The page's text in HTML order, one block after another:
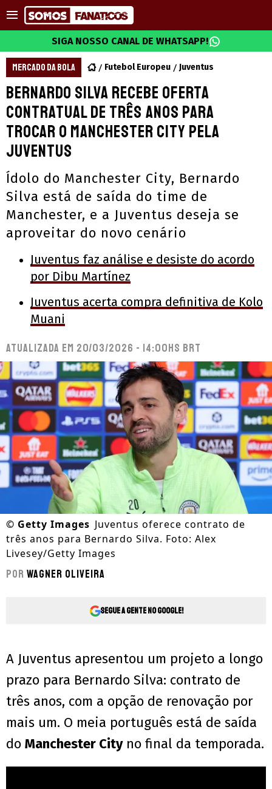
SIGA NOSSO CANAL DE WHATSAPP!
MERCADO DA BOLA Futebol Europeu Juventus
Bernardo Silva recebe oferta
contratual de três anos para
trocar o Manchester City pela
Juventus
Ídolo do Manchester City, Bernardo
Silva está de saída do time de
Manchester, e a Juventus deseja se
aproveitar do novo cenário
Juventus faz análise e desiste do acordo
por Dibu Martínez
Juventus acerta compra definitiva de Kolo
Muani
Atualizada em 20/03/2026 - 14:00hs BRT
© Getty Images Juventus oferece contrato de
três anos para Bernardo Silva. Foto: Alex
Livesey/Getty Images
Por Wagner Oliveira
Segue a gente no Google!
A Juventus apresentou um projeto a longo
prazo para Bernardo Silva: contrato de
três anos, com a opção de renovação por
mais um. O meia português está de saída
do Manchester Cityno final da temporada.